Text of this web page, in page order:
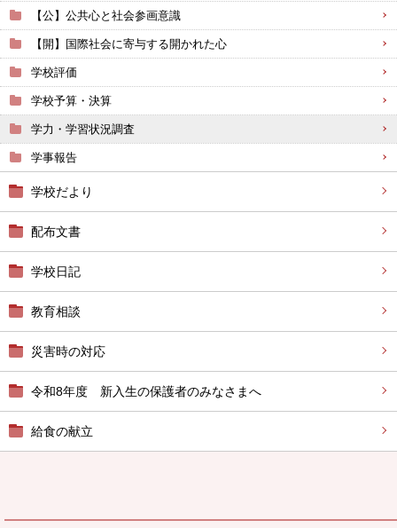
【公】公共心と社会参画意識
【開】国際社会に寄与する開かれた心
学校評価
学校予算・決算
学力・学習状況調査
学事報告
学校だより
配布文書
学校日記
教育相談
災害時の対応
令和8年度 新入生の保護者のみなさまへ
給食の献立